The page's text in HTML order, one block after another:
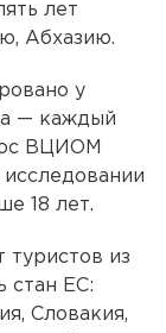
лет
Абхазию.
у
— каждый
ВЦИОМ
исследовании
18 лет.
туристов из
стан ЕС:
Словакия,